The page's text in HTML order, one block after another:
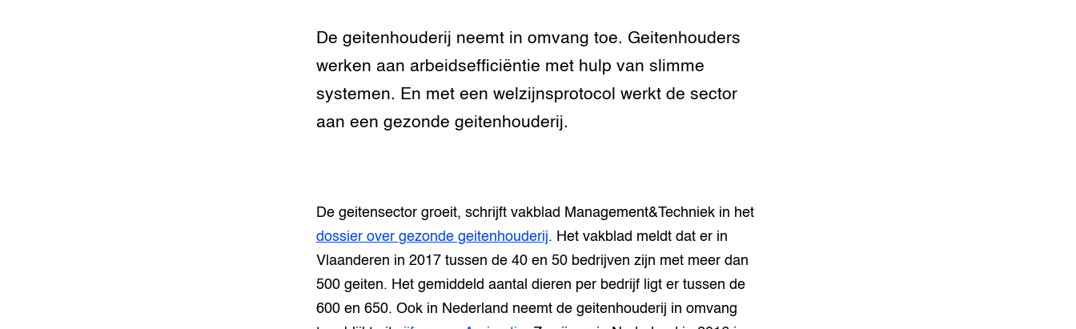
Meten van dierenwelzijn: het
Smart Livestock
Management
veehouderij
Welzijn melkvee
Hokverrijking voor varkens
De geitenhouderij neemt in omvang toe. Geitenhouders
werken aan arbeidsefficiëntie met hulp van slimme
systemen. En met een welzijnsprotocol werkt de sector
aan een gezonde geitenhouderij.
De geitensector groeit, schrijft vakblad Management&Techniek in het
dossier over gezonde geitenhouderij. Het vakblad meldt dat er in
Vlaanderen in 2017 tussen de 40 en 50 bedrijven zijn met meer dan
500 geiten. Het gemiddeld aantal dieren per bedrijf ligt er tussen de
600 en 650. Ook in Nederland neemt de geitenhouderij in omvang